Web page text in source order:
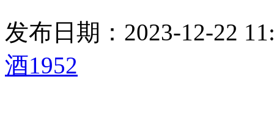
发布日期：2023-12-22
酒1952